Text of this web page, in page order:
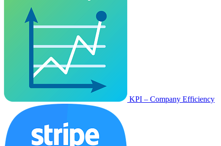
KPI – Company Efficiency